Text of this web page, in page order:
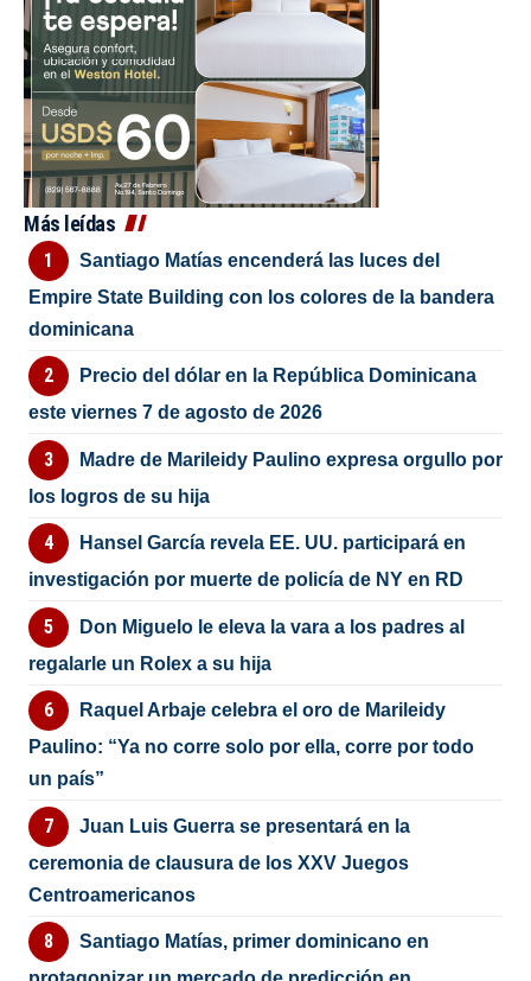
Más leídas
Santiago Matías encenderá las luces del
Empire State Building con los colores de la bandera
dominicana
Precio del dólar en la República Dominicana
este viernes 7 de agosto de 2026
Madre de Marileidy Paulino expresa orgullo por
los logros de su hija
Hansel García revela EE. UU. participará en
investigación por muerte de policía de NY en RD
Don Miguelo le eleva la vara a los padres al
regalarle un Rolex a su hija
Raquel Arbaje celebra el oro de Marileidy
Paulino: “Ya no corre solo por ella, corre por todo
un país”
Juan Luis Guerra se presentará en la
ceremonia de clausura de los XXV Juegos
Centroamericanos
Santiago Matías, primer dominicano en